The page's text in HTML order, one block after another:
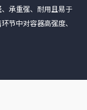
承重强、耐用且易于
节中对容器高强度、